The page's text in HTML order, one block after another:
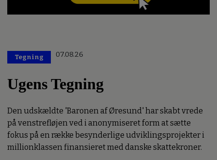
Tegning 07.08.26
Ugens Tegning
Den udskældte 'Baronen af Øresund' har skabt vrede
på venstrefløjen ved i anonymiseret form at sætte
fokus på en række besynderlige udviklingsprojekter i
millionklassen finansieret med danske skattekroner.